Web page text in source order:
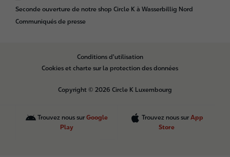
Seconde ouverture de notre shop Circle K à Wasserbillig Nord
Communiqués de presse
Conditions d'utilisation
Cookies et charte sur la protection des données
Copyright © 2026 Circle K Luxembourg
Trouvez nous surGoogle
Play
Trouvez nous sur App
Store